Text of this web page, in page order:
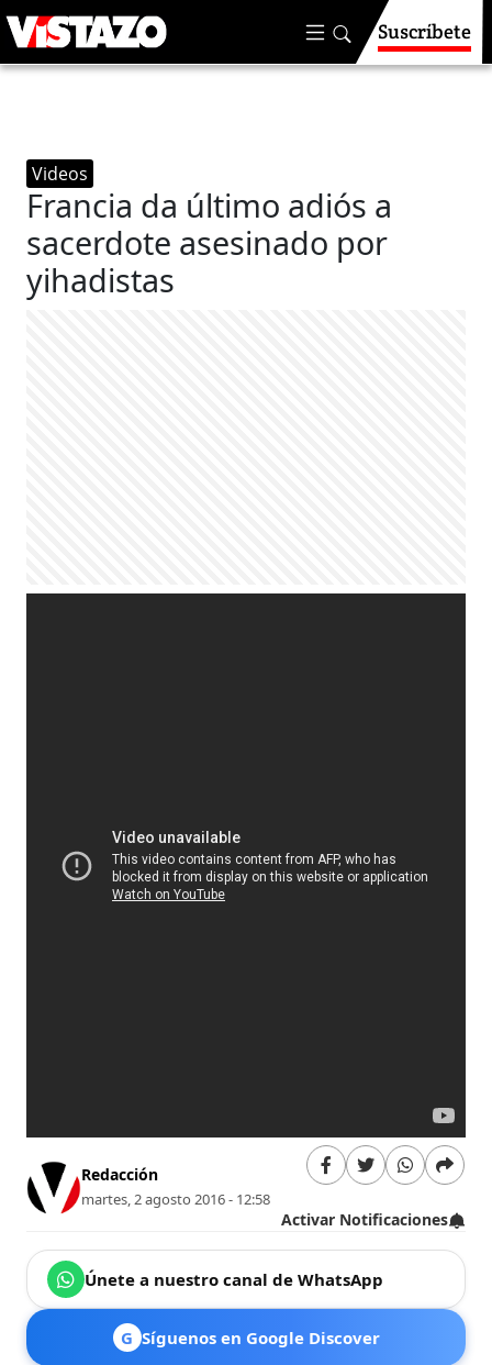
Suscríbete
Videos
Francia da último adiós a
sacerdote asesinado por
yihadistas
Redacción
martes, 2 agosto 2016 - 12:58
Activar Notificaciones
Únete a nuestro canal de WhatsApp
G Síguenos en Google Discover